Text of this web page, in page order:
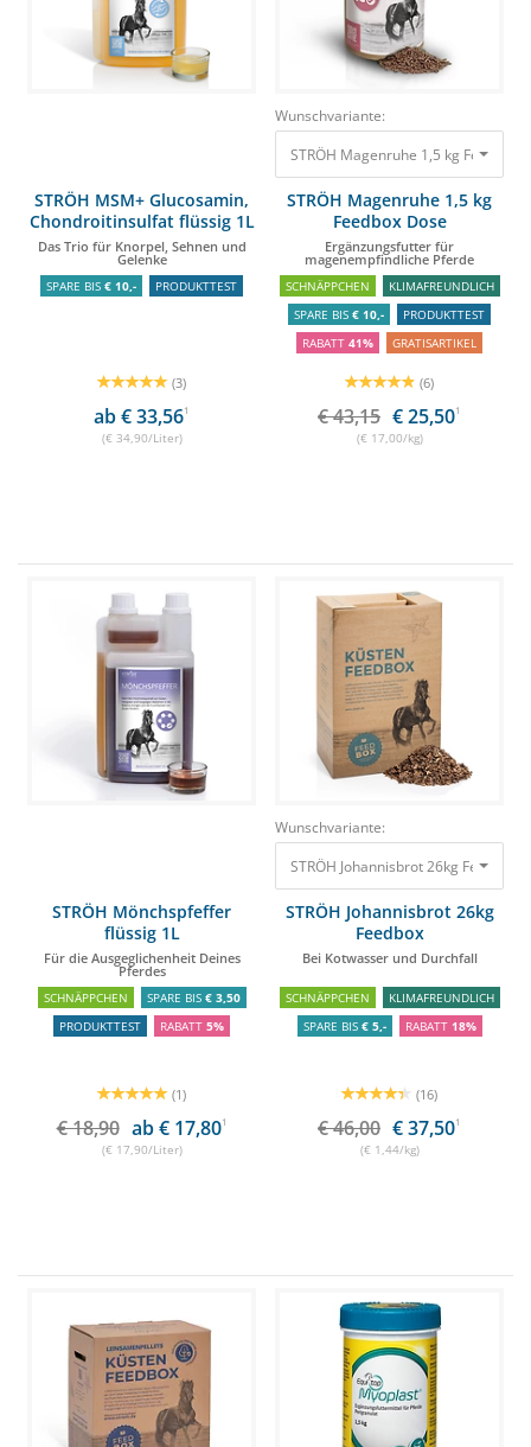
STRÖH MSM+ Glucosamin,
Chondroitinsulfat flüssig 1L
Das Trio für Knorpel, Sehnen und
Gelenke
SPARE BIS € 10,- PRODUKTTEST
(3)
ab € 33,561
(€ 34,90/Liter)
Wunschvariante:
STRÖH Magenruhe 1,5 kg
STRÖH Magenruhe 1,5 kg
Feedbox Dose
Ergänzungsfutter für
magenempfindliche Pferde
SCHNÄPPCHEN
KLIMAFREUNDLICH
SPARE BIS € 10,-
PRODUKTTEST
RABATT 41% GRATISARTIKEL
(6)
€ 43,15 € 25,501
(€ 17,00/kg)
STRÖH Mönchspfeffer
flüssig 1L
Für die Ausgeglichenheit Deines
Pferdes
SCHNÄPPCHEN SPARE BIS € 3,50
PRODUKTTEST
RABATT 5%
(1)
€ 18,90 ab € 17,801
(€ 17,90/Liter)
Wunschvariante:
STRÖH Johannisbrot 26kg
STRÖH Johannisbrot 26kg
Feedbox
Bei Kotwasser und Durchfall
SCHNÄPPCHEN
KLIMAFREUNDLICH
SPARE BIS € 5,- RABATT 18%
(16)
€ 46,00 € 37,501
(€ 1,44/kg)